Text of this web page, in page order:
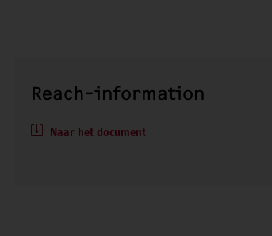
Reach-information
Naar het document